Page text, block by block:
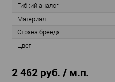
Гибкий аналог
Материал
Страна бренда
Цвет
2 462 руб. / м.п.